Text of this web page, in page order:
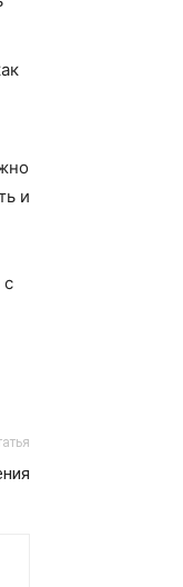
и
с